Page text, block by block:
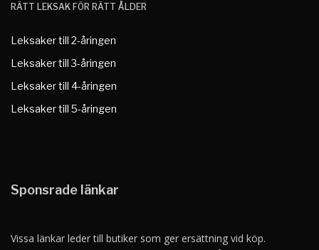
RÄTT LEKSAK FÖR RÄTT ÅLDER
Leksaker till 2-åringen
Leksaker till 3-åringen
Leksaker till 4-åringen
Leksaker till 5-åringen
Sponsrade länkar
Vissa länkar leder till butiker som ger ersättning vid köp.